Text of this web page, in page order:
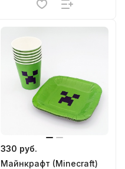
330 руб.
Майнкрафт (Minecraft)